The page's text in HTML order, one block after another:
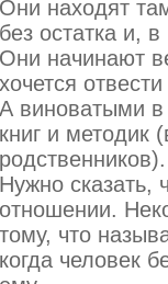
Они находят
без остатка и,
Они начинают
хочется
А виноватыми
книг и методик
родственников).
Нужно сказать,
отношении.
тому, что
когда человек